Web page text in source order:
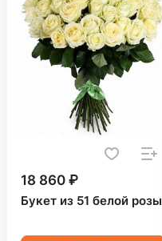
18 860 ₽
Букет из 51 белой розы